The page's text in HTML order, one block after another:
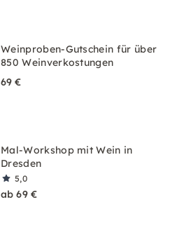
Weinproben-Gutschein für über
850 Weinverkostungen
69 €
Mal-Workshop mit Wein in
Dresden
5,0
ab 69 €